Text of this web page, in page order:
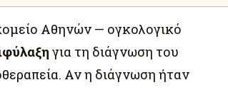
Αθηνών — ογκολογικό
για τη διάγνωση του
Αν η διάγνωση ήταν